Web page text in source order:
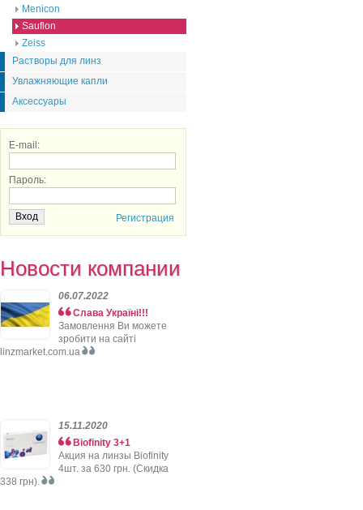
Menicon
Sauflon
Zeiss
Растворы для линз
Увлажняющие капли
Аксессуары
E-mail:
Пароль:
Регистрация
Новости компании
06.07.2022
Слава Україні!!!
Замовлення Ви можете
зробити на сайті
linzmarket.com.ua
15.11.2020
Biofinity 3+1
Акция на линзы Biofinity
4шт. за 630 грн. (Скидка
338 грн).